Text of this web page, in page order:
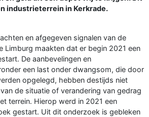
industrieterrein in Kerkrade.
en afgegeven signalen van de
Limburg maakten dat er begin 2021 een
De aanbevelingen en
een last onder dwangsom, die door
opgelegd, hebben destijds niet
de situatie of verandering van gedrag
terrein. Hierop werd in 2021 een
gestart. Uit dit onderzoek is gebleken